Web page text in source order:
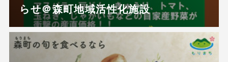
らせ＠森町地域活性化施設